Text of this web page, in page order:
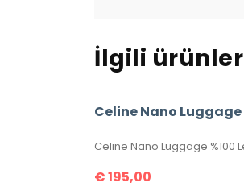
İlgili ürünler
€195,00